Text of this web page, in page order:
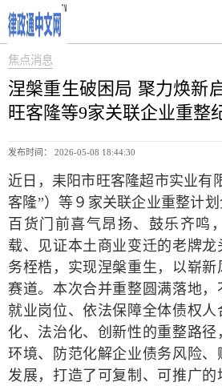
焦点消息
涅槃重生破困局 聚力焕
旺客隆等9家关联企业重整
发布时间： 2026-05-08 18:44:30
近日，耒阳市旺客隆超市实业有
客隆”）等９家关联企业重整计
百货门前喜气昂扬、鼓乐齐鸣
载、见证本土商业变迁的老牌
务桎梏，实现涅槃重生，以崭
赛道。本次合并重整圆满落地
就业岗位、依法保障全体债权
化、法治化、创新性的重整路
环境、防范化解企业债务风险
发展，打造了可复制、可推广